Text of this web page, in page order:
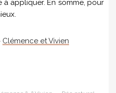
à appliquer. En somme, pour
Clémence et Vivien